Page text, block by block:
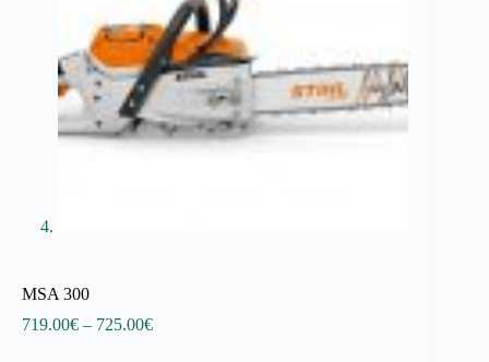
MSA 300
719.00€ – 725.00€Price